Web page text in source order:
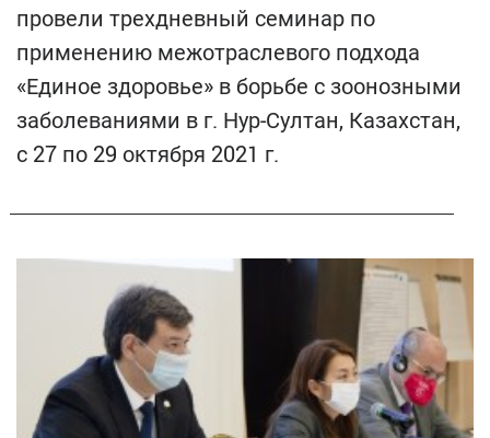
провели трехдневный семинар по
применению межотраслевого подхода
«Единое здоровье» в борьбе с зоонозными
заболеваниями в г. Нур-Султан, Казахстан,
с 27 по 29 октября 2021 г.